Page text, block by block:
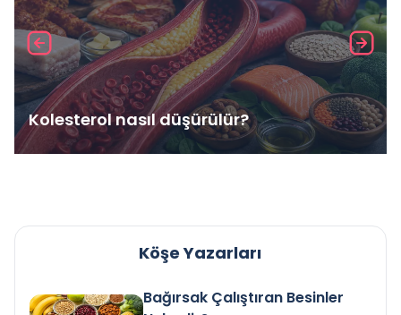
Kolesterol nasıl düşürülür?
Köşe Yazarları
Bağırsak Çalıştıran Besinler